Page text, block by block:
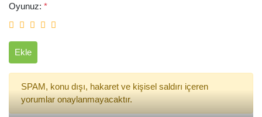
Oyunuz: *
Ekle
SPAM, konu dışı, hakaret ve kişisel saldırı içeren
yorumlar onaylanmayacaktır.